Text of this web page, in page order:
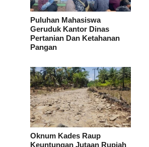
Puluhan Mahasiswa
Geruduk Kantor Dinas
Pertanian Dan Ketahanan
Pangan
Oknum Kades Raup
Keuntungan Jutaan Rupiah